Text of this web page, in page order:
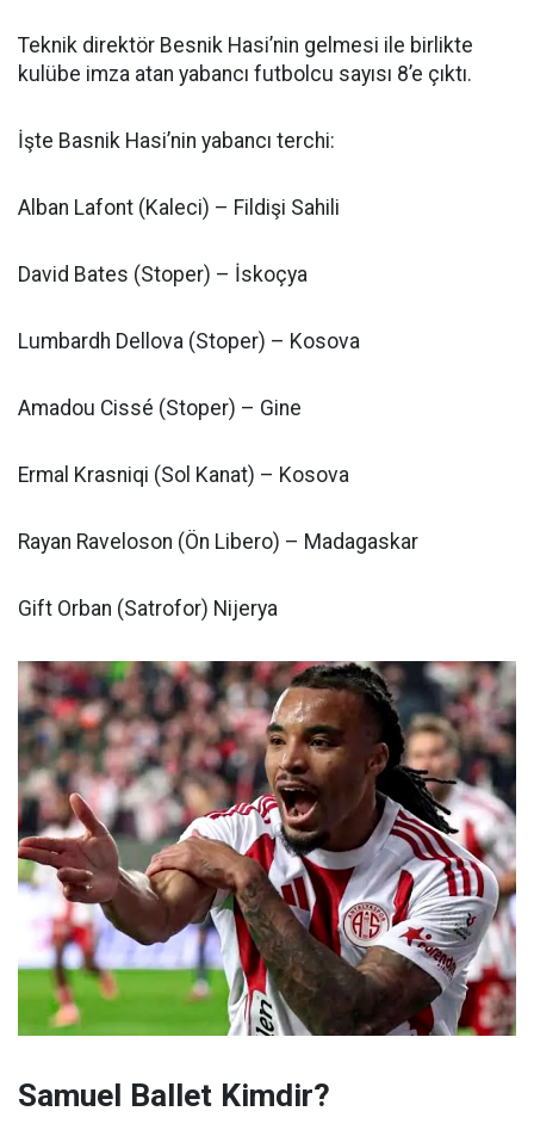
Teknik direktör Besnik Hasi’nin gelmesi ile birlikte
kulübe imza atan yabancı futbolcu sayısı 8’e çıktı.
İşte Basnik Hasi’nin yabancı terchi:
Alban Lafont (Kaleci) – Fildişi Sahili
David Bates (Stoper) – İskoçya
Lumbardh Dellova (Stoper) – Kosova
Amadou Cissé (Stoper) – Gine
Ermal Krasniqi (Sol Kanat) – Kosova
Rayan Raveloson (Ön Libero) – Madagaskar
Gift Orban (Satrofor) Nijerya
Samuel Ballet Kimdir?